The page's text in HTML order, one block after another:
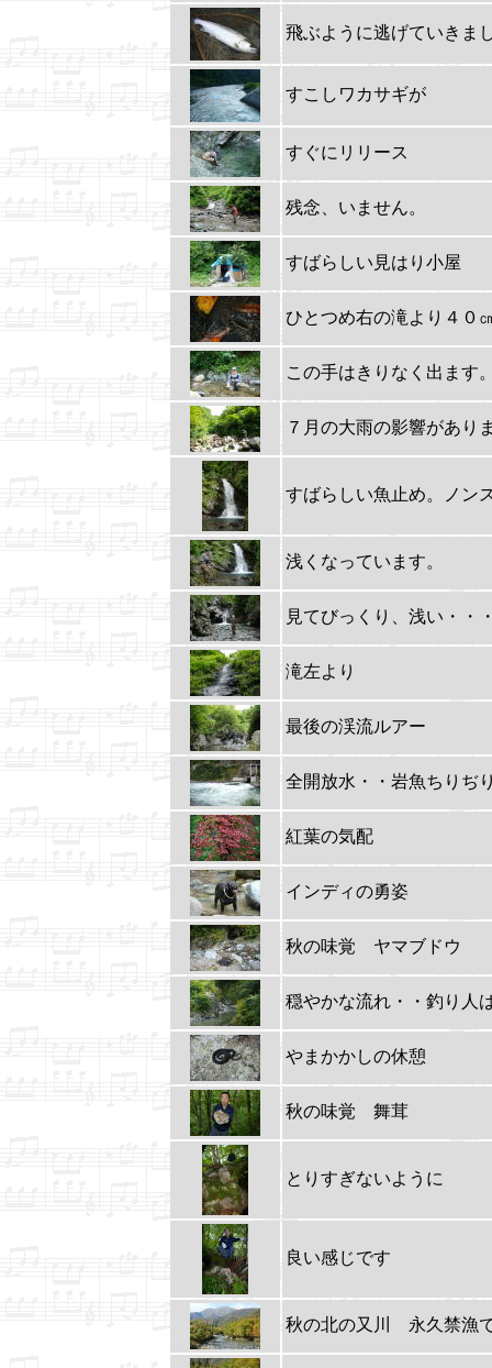
飛ぶように逃げていきま
すこしワカサギが
すぐにリリース
残念、いません。
すばらしい見はり小屋
ひとつめ右の滝より４０
この手はきりなく出ます
７月の大雨の影響があり
すばらしい魚止め。ノン
浅くなっています。
見てびっくり、浅い・・
滝左より
最後の渓流ルアー
全開放水・・岩魚ちりぢ
紅葉の気配
インディの勇姿
秋の味覚 ヤマブドウ
穏やかな流れ・・釣り人
やまかかしの休憩
秋の味覚 舞茸
とりすぎないように
良い感じです
秋の北の又川 永久禁漁